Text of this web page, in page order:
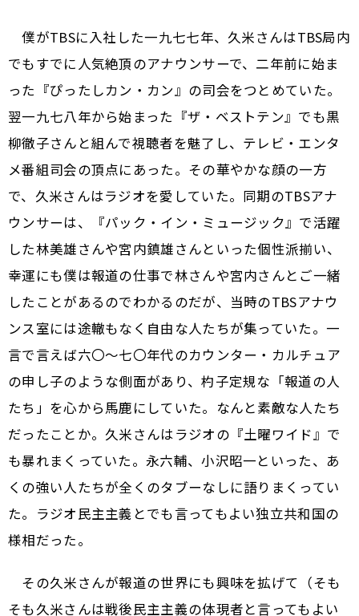
僕がTBSに入社した一九七七年、久米さんはTBS局内
でもすでに人気絶頂のアナウンサーで、二年前に始ま
った『ぴったしカン・カン』の司会をつとめていた。
翌一九七八年から始まった『ザ・ベストテン』でも黒
柳徹子さんと組んで視聴者を魅了し、テレビ・エンタ
メ番組司会の頂点にあった。その華やかな顔の一方
で、久米さんはラジオを愛していた。同期のTBSアナ
ウンサーは、『パック・イン・ミュージック』で活躍
した林美雄さんや宮内鎮雄さんといった個性派揃い、
幸運にも僕は報道の仕事で林さんや宮内さんとご一緒
したことがあるのでわかるのだが、当時のTBSアナウ
ンス室には途轍もなく自由な人たちが集っていた。一
言で言えば六〇〜七〇年代のカウンター・カルチュア
の申し子のような側面があり、杓子定規な「報道の人
たち」を心から馬鹿にしていた。なんと素敵な人たち
だったことか。久米さんはラジオの『土曜ワイド』で
も暴れまくっていた。永六輔、小沢昭一といった、あ
くの強い人たちが全くのタブーなしに語りまくってい
た。ラジオ民主主義とでも言ってもよい独立共和国の
様相だった。
その久米さんが報道の世界にも興味を拡げて（そも
そも久米さんは戦後民主主義の体現者と言ってもよい